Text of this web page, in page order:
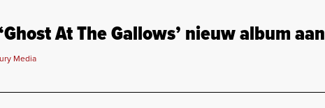
At The Gallows’ nieuw album aan
Media